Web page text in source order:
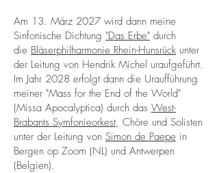
Am 13. März 2027 wird dann meine
Sinfonische Dichtung "Das Erbe" durch
die Bläserphilharmonie Rhein-Hunsrückunter
der Leitung von Hendrik Michel uraufgeführt.
Im Jahr 2028 erfolgt dann die Uraufführung
meiner "Mass for the End of the World"
(Missa Apocalyptica) durch das West-
Brabants Symfonieorkest, Chöre und Solisten
unter der Leitung von Simon de Paepe in
Bergen op Zoom (NL) und Antwerpen
(Belgien).